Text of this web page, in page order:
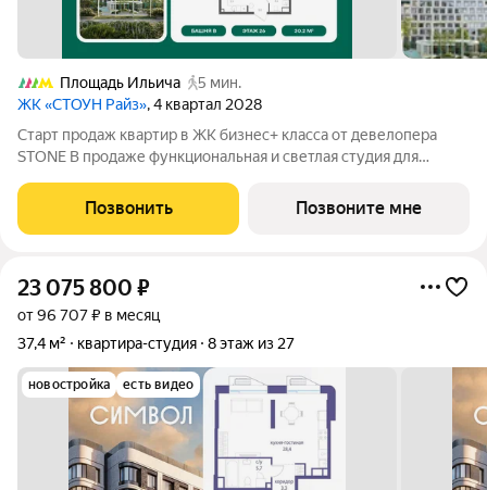
Площадь Ильича
5 мин.
ЖК «СТОУН Райз», 4 квартал 2028
Старт продаж квартир в ЖК бизнес+ класса от девелопера
STONE В продаже функциональная и светлая студия для
молодым парам и небольшим семьям. Квартира расположена
в камерном низкоэтажном жилом
Позвонить Позвоните мне
23 075 800 ₽
от 96 707 ₽ в месяц
37,4 м²
квартира-студия 8 этаж из 27
новостройка есть видео